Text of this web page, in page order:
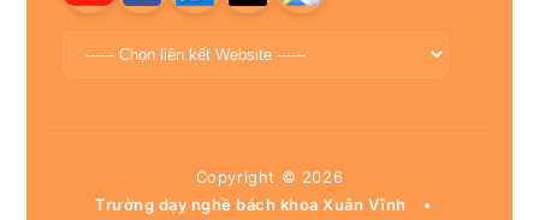
Copyright © 2026
Trường dạy nghề bách khoa Xuân Vĩnh
•